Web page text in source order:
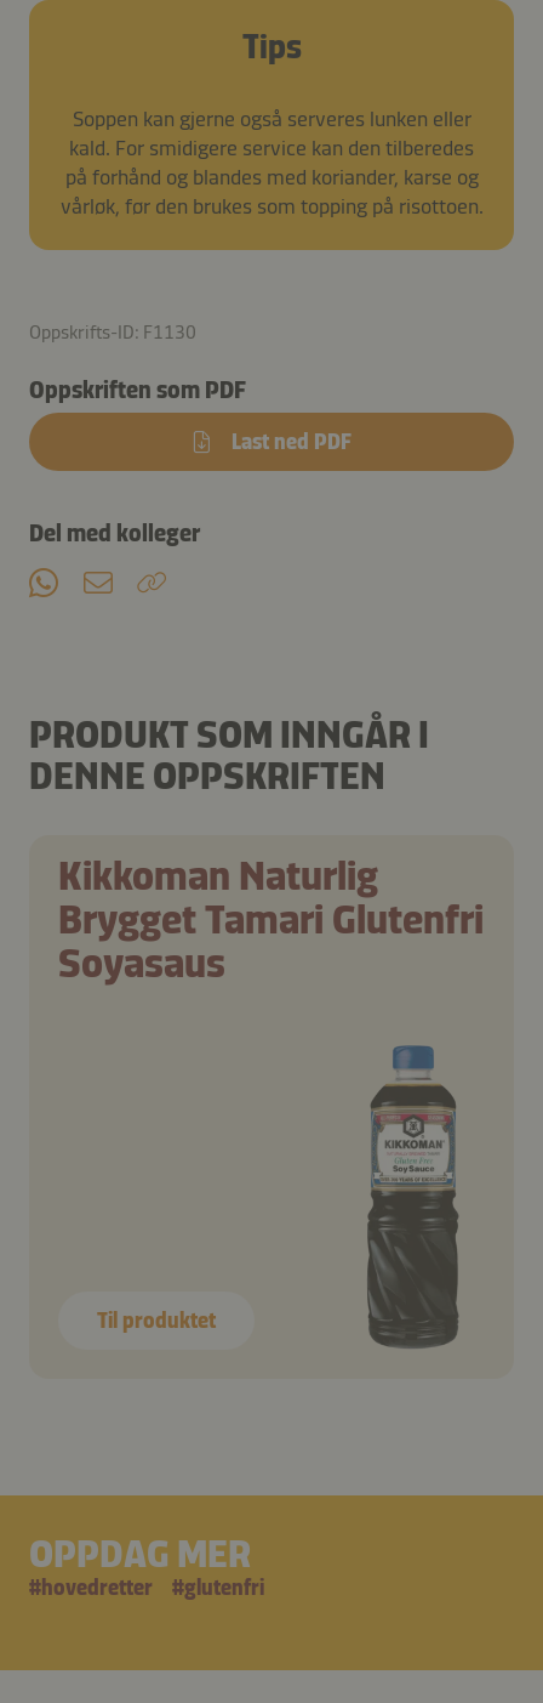
Tips
Soppen kan gjerne også serveres lunken eller
kald. For smidigere service kan den tilberedes
på forhånd og blandes med koriander, karse og
vårløk, før den brukes som topping på risottoen.
Oppskrifts-ID: F1130
Oppskriften som PDF
Last ned PDF
Del med kolleger
PRODUKT SOM INNGÅR I
DENNE OPPSKRIFTEN
Kikkoman Naturlig
Brygget Tamari Glutenfri
Soyasaus
Til produktet
OPPDAG MER
#hovedretter #glutenfri